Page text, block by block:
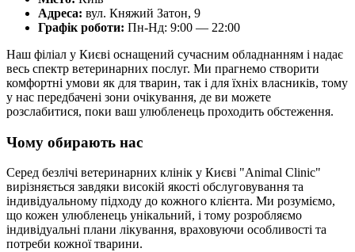
Адреса: вул. Княжий Затон, 9
Графік роботи: Пн-Нд: 9:00 — 22:00
Наш філіал у Києві оснащений сучасним обладнанням і надає
весь спектр ветеринарних послуг. Ми прагнемо створити
комфортні умови як для тварин, так і для їхніх власників, тому
у нас передбачені зони очікування, де ви можете
розслабитися, поки ваш улюбленець проходить обстеження.
Чому обирають нас
Серед безлічі ветеринарних клінік у Києві "Animal Clinic"
вирізняється завдяки високій якості обслуговування та
індивідуальному підходу до кожного клієнта. Ми розуміємо,
що кожен улюбленець унікальний, і тому розробляємо
індивідуальні плани лікування, враховуючи особливості та
потреби кожної тварини.